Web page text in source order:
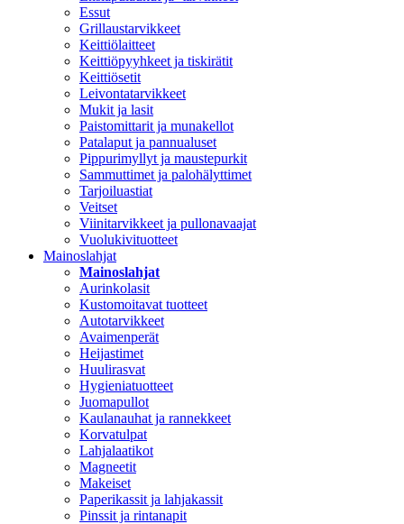
Essut
Grillaustarvikkeet
Keittiölaitteet
Keittiöpyyhkeet ja tiskirätit
Keittiösetit
Leivontatarvikkeet
Mukit ja lasit
Paistomittarit ja munakellot
Patalaput ja pannualuset
Pippurimyllyt ja maustepurkit
Sammuttimet ja palohälyttimet
Tarjoiluastiat
Veitset
Viinitarvikkeet ja pullonavaajat
Vuolukivituotteet
Mainoslahjat
Mainoslahjat
Aurinkolasit
Kustomoitavat tuotteet
Autotarvikkeet
Avaimenperät
Heijastimet
Huulirasvat
Hygieniatuotteet
Juomapullot
Kaulanauhat ja rannekkeet
Korvatulpat
Lahjalaatikot
Magneetit
Makeiset
Paperikassit ja lahjakassit
Pinssit ja rintanapit